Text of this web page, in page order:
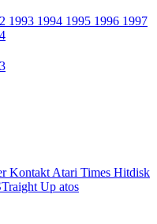
1993 1994 1995 1996 1997
Kontakt Atari Times Hitdisk
Up atos